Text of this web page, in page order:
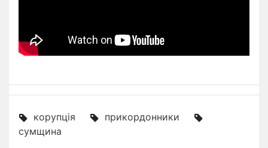
корупція
прикордонники
сумщина